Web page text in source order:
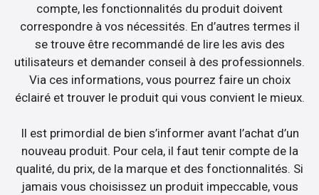
compte, les fonctionnalités du produit doivent
correspondre à vos nécessités. En d’autres termes il
se trouve être recommandé de lire les avis des
utilisateurs et demander conseil à des professionnels.
Via ces informations, vous pourrez faire un choix
éclairé et trouver le produit qui vous convient le mieux.
Il est primordial de bien s’informer avant l’achat d’un
nouveau produit. Pour cela, il faut tenir compte de la
qualité, du prix, de la marque et des fonctionnalités. Si
jamais vous choisissez un produit impeccable, vous